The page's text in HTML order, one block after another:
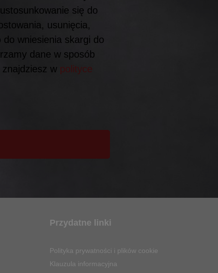
się do
usunięcia,
wniesienia skargi do
dane w sposób
w polityce
Przydatne linki
Polityka prywatności i plików cookie
Klauzula informacyjna